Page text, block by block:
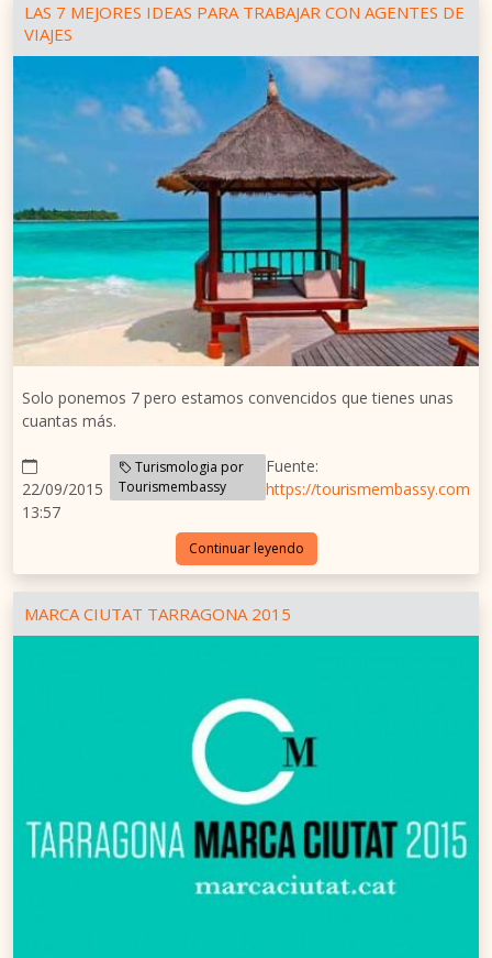
LAS 7 MEJORES IDEAS PARA TRABAJAR CON AGENTES DE
VIAJES
Solo ponemos 7 pero estamos convencidos que tienes unas
cuantas más.
22/09/2015
13:57
Turismologia por
Tourismembassy
Fuente:
https://tourismembassy.com
Continuar leyendo
MARCA CIUTAT TARRAGONA 2015